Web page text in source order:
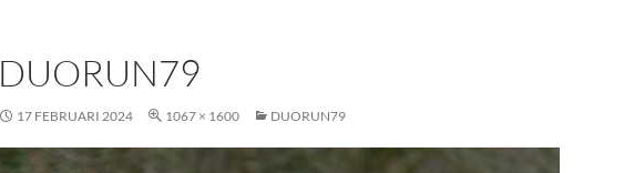
DUORUN79
17 FEBRUARI 2024 1067 × 1600 DUORUN79